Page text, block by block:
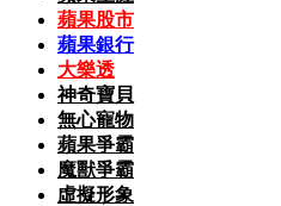
蘋果股市
蘋果銀行
大樂透
神奇寶貝
無心寵物
蘋果爭霸
魔獸爭霸
虛擬形象